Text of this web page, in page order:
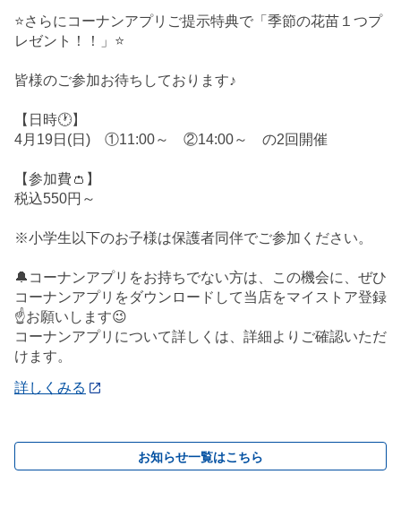
⭐さらにコーナンアプリご提示特典で「季節の花苗１つプ
レゼント！！」⭐
皆様のご参加お待ちしております♪
【日時🕐】
4月19日(日) ①11:00～ ②14:00～ の2回開催
【参加費👛】
税込550円～
※小学生以下のお子様は保護者同伴でご参加ください。
🔔コーナンアプリをお持ちでない方は、この機会に、ぜひ
コーナンアプリをダウンロードして当店をマイストア登録
☝️お願いします😉
コーナンアプリについて詳しくは、詳細よりご確認いただ
けます。
詳しくみる
お知らせ一覧はこちら